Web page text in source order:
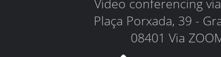
Video conferencing
Plaça Porxada, 39 -
08401 Via